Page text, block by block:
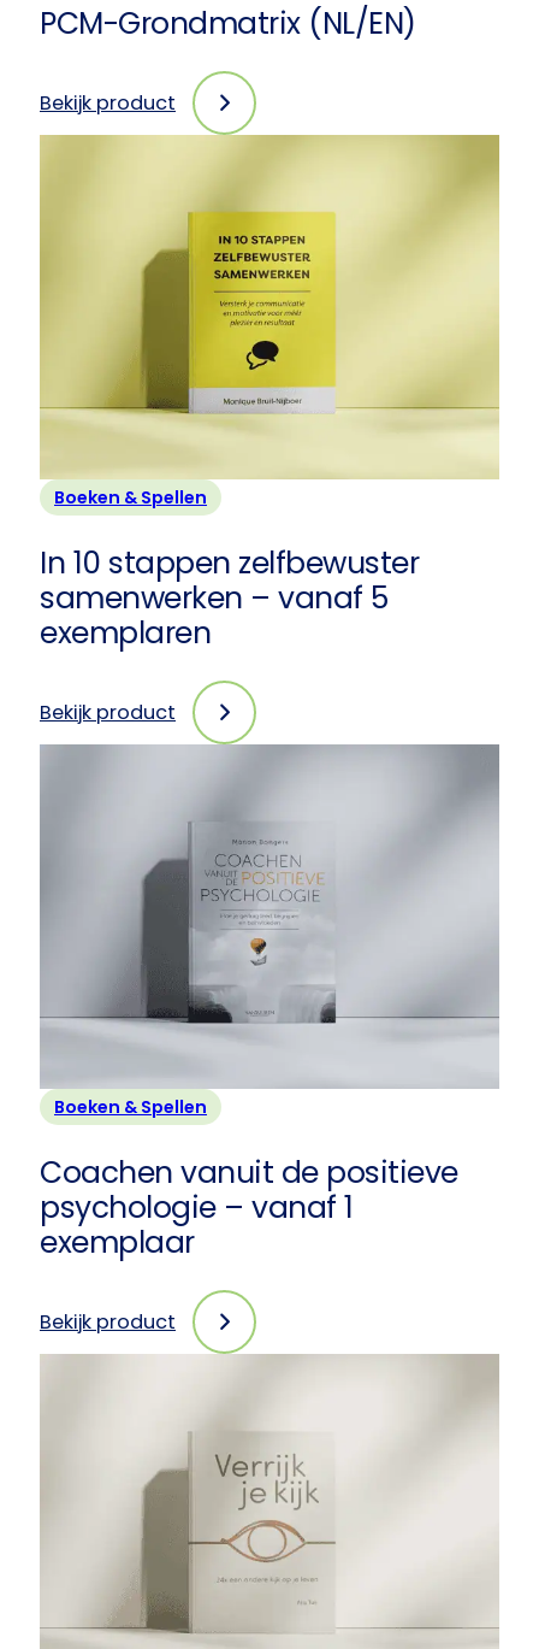
PCM-Grondmatrix (NL/EN)
Bekijk product
:
(NL/EN)
Boeken & Spellen
In 10 stappen zelfbewuster
samenwerken – vanaf 5
exemplaren
Bekijk product
:
stappen
zelfbewuster
samenwerken
vanaf
exemplaren
Boeken & Spellen
Coachen vanuit de positieve
psychologie – vanaf 1
exemplaar
Bekijk product
:
positieve
psychologie
vanaf
exemplaar